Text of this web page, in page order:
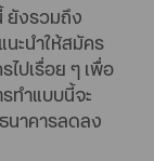
ยังรวมถึง
ะนำให้สมัคร
ปเรื่อย ๆ เพื่อ
ทำแบบนี้จะ
นาคารลดลง